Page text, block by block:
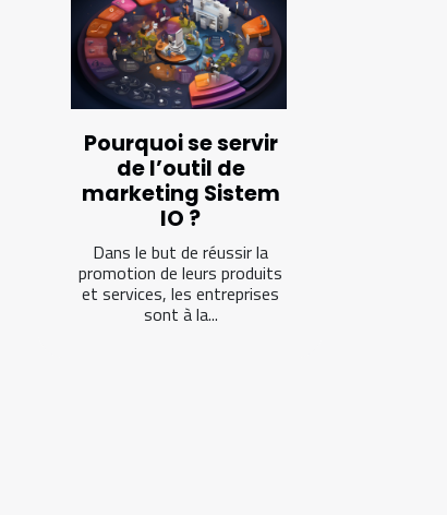
Pourquoi se servir
de l’outil de
marketing Sistem
IO ?
Dans le but de réussir la
promotion de leurs produits
et services, les entreprises
sont à la...